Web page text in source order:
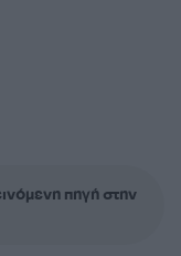
πηγή στην